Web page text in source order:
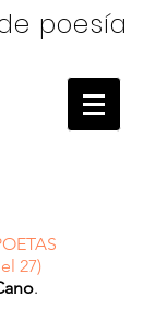
poesía
27)
.